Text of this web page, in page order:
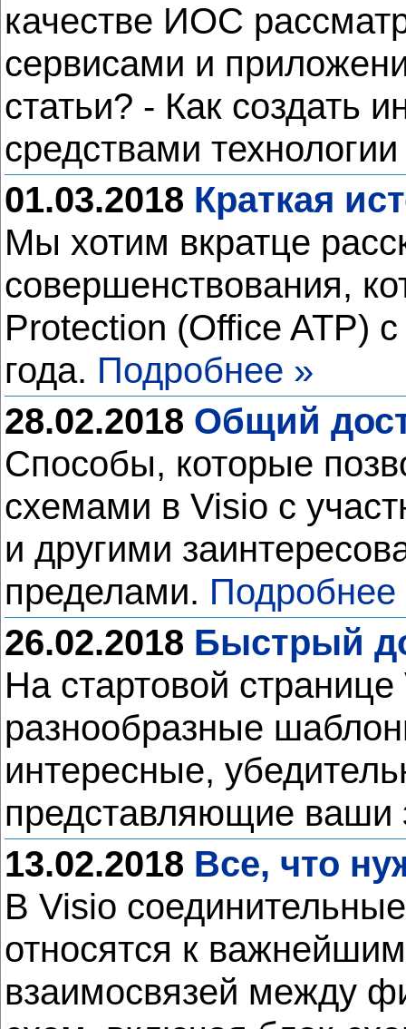
качестве ИОС
сервисами и
статьи? - Как создать
средствами
01.03.2018 Краткая
Мы хотим вкратце
совершенствования,
Protection (Office ATP)
года. Подробнее »
28.02.2018 Общий
Способы, которые
схемами в Visio с
и другими
пределами. Подробнее
26.02.2018 Быстрый
На стартовой
разнообразные
интересные,
представляющие
13.02.2018 Все, что
В Visio
относятся к
взаимосвязей между